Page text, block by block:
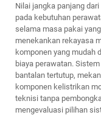
Nilai jangka panjang
pada kebutuhan
selama masa pakai
menekankan rekayasa
komponen yang mudah
biaya perawatan.
bantalan tertutup,
komponen kelistrikan
teknisi tanpa
mengevaluasi pilihan